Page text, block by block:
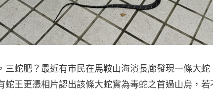
三蛇肥？最近有市民在馬鞍山海濱長廊發現一條大蛇
蛇王更憑相片認出該條大蛇實為毒蛇之首過山烏，若